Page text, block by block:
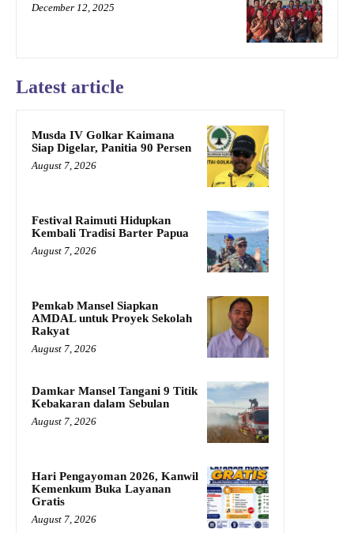
December 12, 2025
Latest article
Musda IV Golkar Kaimana
Siap Digelar, Panitia 90 Persen
August 7, 2026
Festival Raimuti Hidupkan
Kembali Tradisi Barter Papua
August 7, 2026
Pemkab Mansel Siapkan
AMDAL untuk Proyek Sekolah
Rakyat
August 7, 2026
Damkar Mansel Tangani 9 Titik
Kebakaran dalam Sebulan
August 7, 2026
Hari Pengayoman 2026, Kanwil
Kemenkum Buka Layanan
Gratis
August 7, 2026